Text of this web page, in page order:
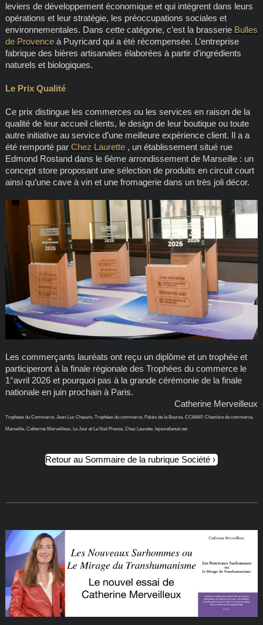
leviers de développement économique et qui intègrent dans leurs
opérations et leur stratégie, les préoccupations sociales et
environnementales. Dans cette catégorie, c’est la brasserie Bulles
de Provenceà Puyricard qui a été récompensée. L’entreprise
fabrique des bières artisanales élaborées à partir d’ingrédients
naturels et biologiques.
Le Prix Qualité
Ce prix distingue les commerces ou les services en raison de la
qualité de leur accueil clients, le design de leur boutique ou toute
autre initiative au service d’une meilleure expérience client. Il a a
été remporté par Chez Laurette, un établissement situé rue
Edmond Rostand dans le 6ème arrondissement de Marseille : un
concept store proposant une sélection de produits en circuit court
ainsi qu’une cave à vin et une fromagerie dans un très joli décor.
Les commerçants lauréats ont reçu un diplôme et un trophée et
participeront à la finale régionale des Trophées du commerce le
1°avril 2026 et pourquoi pas à la grande cérémonie de la finale
nationale en juin prochain à Paris.
Catherine Merveilleux
Trophées du Commerce, Jean-Luc Chauvin, Trophées du commerce, Palais de la Bourse, CCIAMP, Chambre de commerce,
Marseille, Catherine Merveilleux, Le Jour et La Nuit Presse, Chez Laurette, lejouretlanuit.net
Retour au Sommaire de la rubrique Société